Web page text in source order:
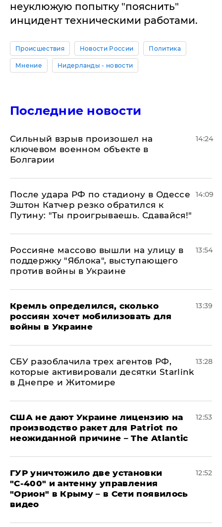
неуклюжую попытку "пояснить"
инцидент техническими работами.
Происшествия Новости России Политика
Мнение Нидерланды - новости
Последние новости
Сильный взрыв произошел на
ключевом военном объекте в
Болгарии
14:24
После удара РФ по стадиону в Одессе
Эштон Катчер резко обратился к
Путину: "Ты проигрываешь. Сдавайся!"
14:09
Россияне массово вышли на улицу в
поддержку "Яблока", выступающего
против войны в Украине
13:54
Кремль определился, сколько
россиян хочет мобилизовать для
войны в Украине
13:39
СБУ разоблачила трех агентов РФ,
которые активировали десятки Starlink
в Днепре и Житомире
13:28
США не дают Украине лицензию на
производство ракет для Patriot по
неожиданной причине – The Atlantic
12:53
ГУР уничтожило две установки
"С‑400" и антенну управления
"Орион" в Крыму – в Сети появилось
видео
12:52